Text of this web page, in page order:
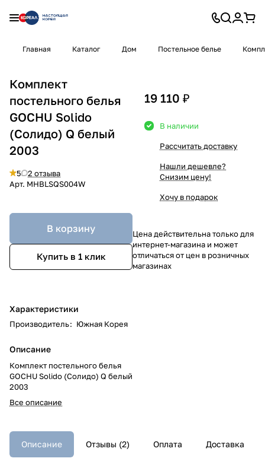
Главная Каталог Дом Постельное белье
Комплект
постельного белья
GOCHU Solido
(Солидо) Q белый
2003
5
2 отзыва
Арт. MHBLSQS004W
В корзину
Купить в 1 клик
Характеристики
Производитель: Южная Корея
Описание
Комплект постельного белья
GOCHU Solido (Солидо) Q белый
2003
Все описание
19 110 ₽
В наличии
Рассчитать доставку
Нашли дешевле?
Снизим цену!
Хочу в подарок
Цена действительна только для
интернет-магазина и может
отличаться от цен в розничных
магазинах
Описание Отзывы (2) Оплата Доставка